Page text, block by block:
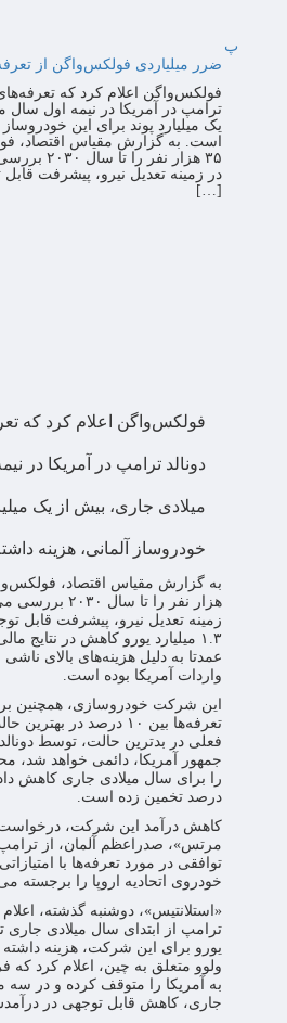
پ
ضرر میلیاردی فولکس‌واگن از
فولکس‌واگن اعلام کرد که
ترامپ در آمریکا در نیمه اول سال
یک میلیارد پوند برای این خودروساز
است. به گزارش مقیاس اقتصاد،
۳۵ هزار نفر
در زمینه تعدیل نیرو، پیشرفت
[…]
فولکس‌واگن اعلام کرد که
دونالد ترامپ در آمریکا در
میلادی جاری، بیش از یک
خودروساز آلمانی، هزینه
هزار نفر را تا
زمینه تعدیل نیرو، پیشرفت قابل
۱.۳ میلیارد یورو کاهش در نتایج
عمدتا به دلیل هزینه‌های بالای
واردات آمریکا بوده است.
این شرکت خودروسازی، همچنین
فعلی در بدترین حالت، توسط
جمهور آمریکا، دائمی خواهد شد،
را برای سال میلادی جاری کاهش
درصد تخمین زده است.
کاهش درآمد این شرکت،
مرتس»، صدراعظم آلمان، از
توافقی در مورد تعرفه‌ها با
خودروی اتحادیه اروپا را برجسته
«استلانتیس»، دوشنبه گذشته،
یورو برای این شرکت، هزینه
ولوو متعلق به چین، اعلام کرد
به آمریکا را متوقف کرده و در سه
جاری، کاهش قابل توجهی در